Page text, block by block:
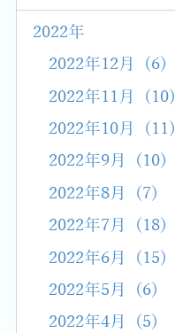
2022年
2022年12月 (6)
2022年11月 (10)
2022年10月 (11)
2022年9月 (10)
2022年8月 (7)
2022年7月 (18)
2022年6月 (15)
2022年5月 (6)
2022年4月 (5)